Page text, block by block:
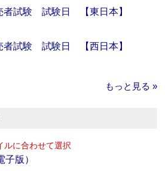
試験 試験日 【東日本】
試験 試験日 【西日本】
もっと見る »
ルに合わせて選択
版）